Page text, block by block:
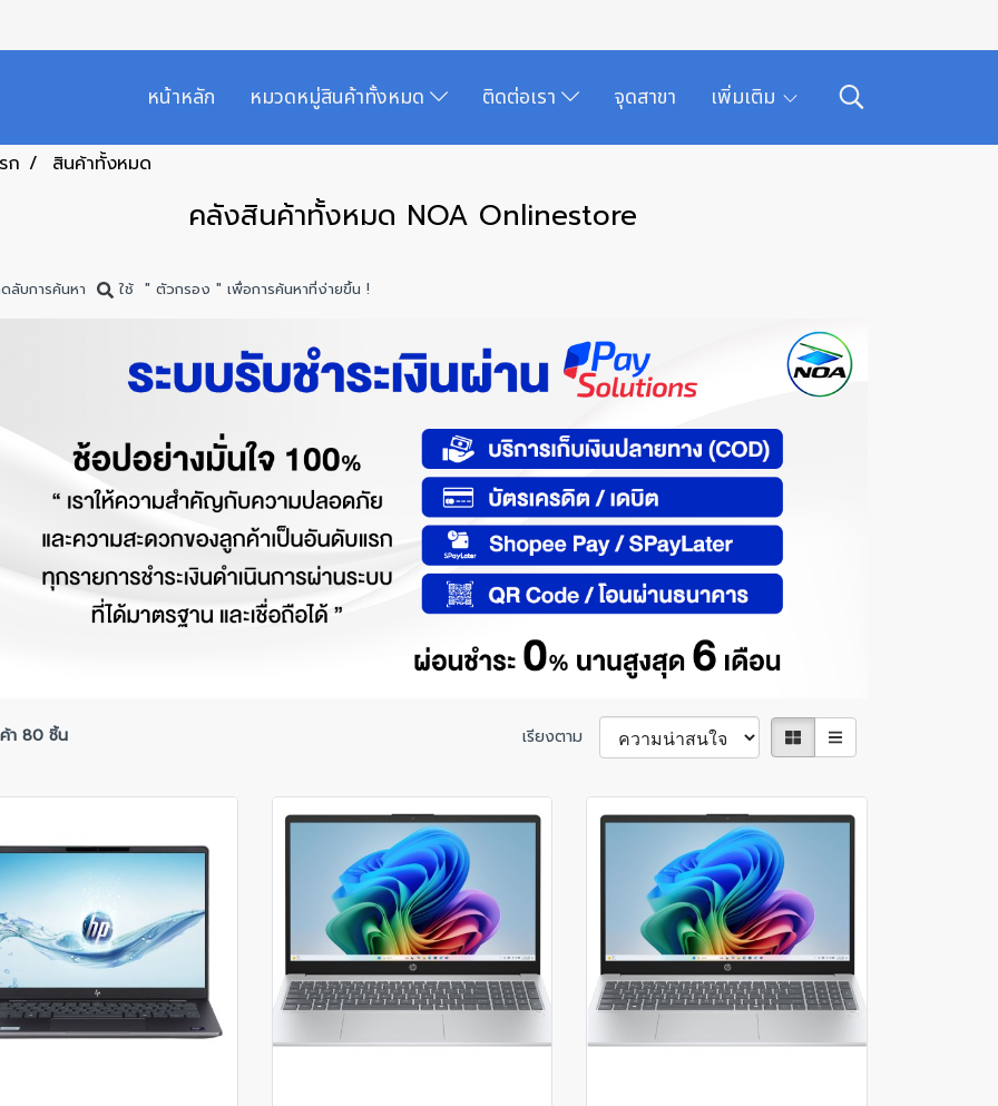
หน้าหลัก หมวดหมู่สินค้าทั้งหมด ติดต่อเรา จุดสาขา เพิ่มเติม
ก สินค้าทั้งหมด
คลังสินค้าทั้งหมด NOA Onlinestore
ลับการค้นหา ใช้ " ตัวกรอง " เพื่อการค้นหาที่ง่ายขึ้น !
า 80 ชิ้น เรียงตาม